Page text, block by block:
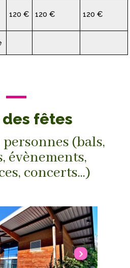
120 € 120 € 120 €
fêtes
(bals,
évènements,
concerts...)